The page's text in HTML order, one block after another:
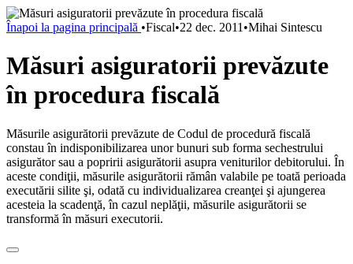
Înapoi la pagina principală •Fiscal•22 dec. 2011 •Mihai Sintescu
Măsuri asiguratorii prevăzute
în procedura fiscală
Măsurile asigurătorii prevăzute de Codul de procedură fiscală
constau în indisponibilizarea unor bunuri sub forma sechestrului
asigurător sau a popririi asigurătorii asupra veniturilor debitorului. În
aceste condiţii, măsurile asigurătorii rămân valabile pe toată perioada
executării silite şi, odată cu individualizarea creanţei şi ajungerea
acesteia la scadenţă, în cazul neplăţii, măsurile asigurătorii se
transformă în măsuri executorii.